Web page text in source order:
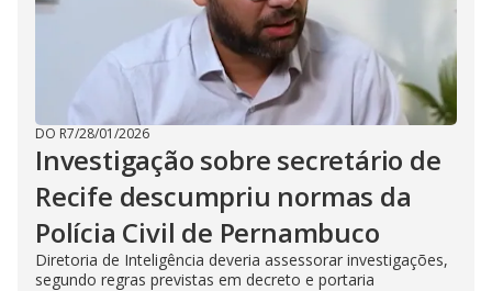
DO R7/28/01/2026
Investigação sobre secretário de
Recife descumpriu normas da
Polícia Civil de Pernambuco
Diretoria de Inteligência deveria assessorar investigações,
segundo regras previstas em decreto e portaria